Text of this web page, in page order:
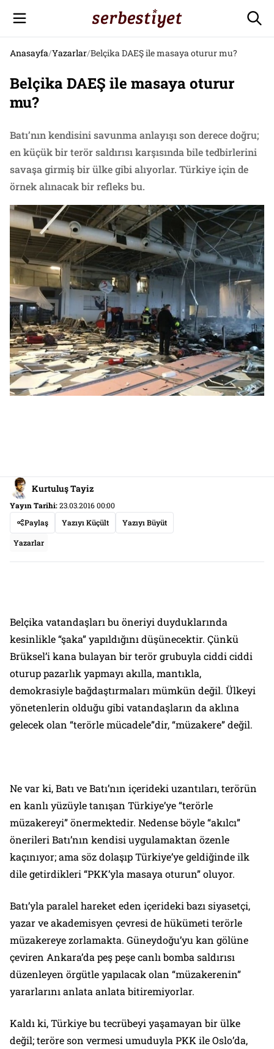
Anasayfa/Yazarlar/Belçika DAEŞ ile masaya oturur mu?
Belçika DAEŞ ile masaya oturur
mu?
Batı’nın kendisini savunma anlayışı son derece doğru;
en küçük bir terör saldırısı karşısında bile tedbirlerini
savaşa girmiş bir ülke gibi alıyorlar. Türkiye için de
örnek alınacak bir refleks bu.
Kurtuluş Tayiz
Yayın Tarihi:23.03.2016 00:00
Paylaş
Yazıyı Küçült Yazıyı Büyüt
Yazarlar
Belçika vatandaşları bu öneriyi duyduklarında
kesinlikle “şaka” yapıldığını düşünecektir. Çünkü
Brüksel’i kana bulayan bir terör grubuyla ciddi ciddi
oturup pazarlık yapmayı akılla, mantıkla,
demokrasiyle bağdaştırmaları mümkün değil. Ülkeyi
yönetenlerin olduğu gibi vatandaşların da aklına
gelecek olan “terörle mücadele”dir, “müzakere” değil.
Ne var ki, Batı ve Batı’nın içerideki uzantıları, terörün
en kanlı yüzüyle tanışan Türkiye’ye “terörle
müzakereyi” önermektedir. Nedense böyle “akılcı”
önerileri Batı’nın kendisi uygulamaktan özenle
kaçınıyor; ama söz dolaşıp Türkiye’ye geldiğinde ilk
dile getirdikleri “PKK’yla masaya oturun” oluyor.
Batı’yla paralel hareket eden içerideki bazı siyasetçi,
yazar ve akademisyen çevresi de hükümeti terörle
müzakereye zorlamakta. Güneydoğu’yu kan gölüne
çeviren Ankara’da peş peşe canlı bomba saldırısı
düzenleyen örgütle yapılacak olan “müzakerenin”
yararlarını anlata anlata bitiremiyorlar.
Kaldı ki, Türkiye bu tecrübeyi yaşamayan bir ülke
değil; teröre son vermesi umuduyla PKK ile Oslo’da,